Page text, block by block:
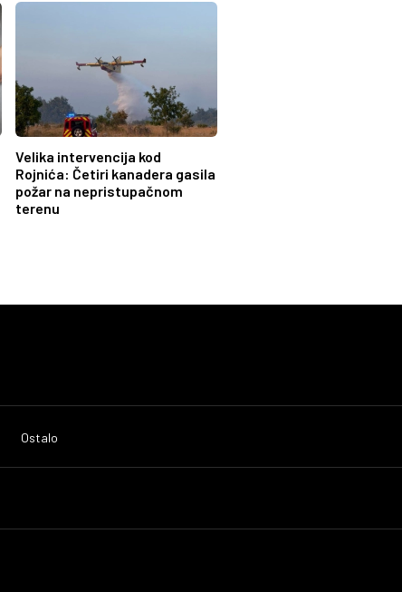
Velika intervencija kod
Rojnića: Četiri kanadera gasila
požar na nepristupačnom
terenu
Ostalo